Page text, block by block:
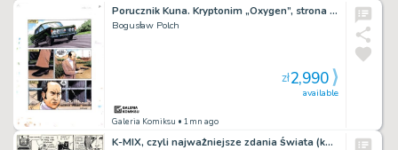
Porucznik Kuna. Kryptonim „Oxygen”, strona 2 (komplet – tusz i kolor)
Bogusław Polch
Galeria Komiksu • 1mn ago
available
zł2,990
K-MIX, czyli najważniejsze zdania świata (komplet dwóch plansz)